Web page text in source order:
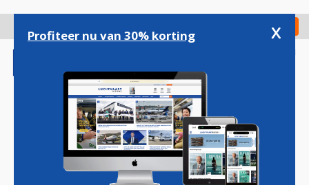
gaan
Check in
Magazine Podcasts Vacatures
Profiteer nu van 30% korting x